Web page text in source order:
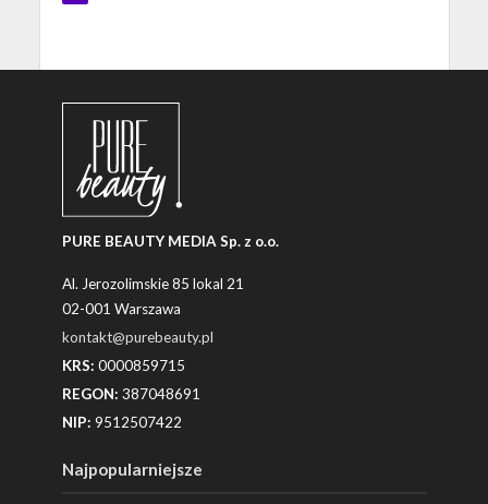
PURE BEAUTY MEDIA Sp. z o.o.
Al. Jerozolimskie 85 lokal 21
02-001 Warszawa
kontakt@purebeauty.pl
KRS: 0000859715
REGON: 387048691
NIP: 9512507422
Najpopularniejsze